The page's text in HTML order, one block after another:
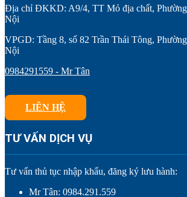
Địa chỉ ĐKKD: A9/4, TT Mỏ địa chất,
Nội
VPGD: Tầng 8, số 82 Trần Thái Tông,
Nội
0984291559 - Mr Tân
LIÊN HỆ
TƯ VẤN DỊCH VỤ
Tư vấn thủ tục nhập khẩu, đăng ký lưu hành:
Mr Tân: 0984.291.559